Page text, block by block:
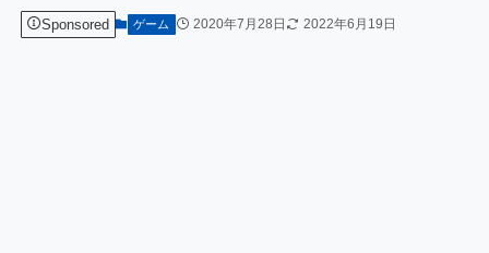
Sponsored ゲーム 2020年7月28日 2022年6月19日